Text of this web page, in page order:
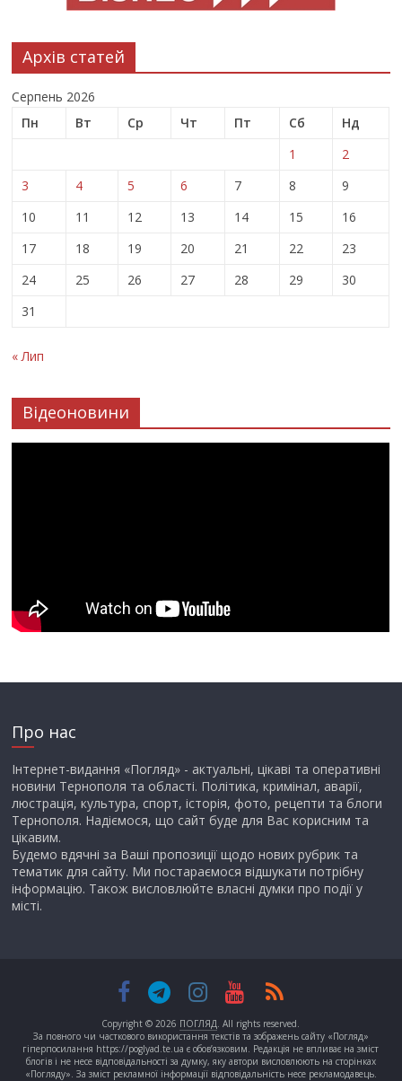
Архів статей
Серпень 2026
Пн
Вт Ср Чт Пт Сб
Нд
1
2
3
4 5 6 7 8
9
10
11 12 13 14 15
16
17
18 19 20 21 22
23
24
25 26 27 28 29
30
31
« Лип
Відеоновини
Про нас
Інтернет-видання «Погляд» - актуальні, цікаві та оперативні
новини Тернополя та області. Політика, кримінал, аварії,
люстрація, культура, спорт, історія, фото, рецепти та блоги
Тернополя. Надіємося, що сайт буде для Вас корисним та
цікавим.
Будемо вдячні за Ваші пропозиції щодо нових рубрик та
тематик для сайту. Ми постараємося відшукати потрібну
інформацію. Також висловлюйте власні думки про події у
місті.
Copyright © 2026 ПОГЛЯД. All rights reserved.
За повного чи часткового використання текстів та зображень сайту «Погляд»
гіперпосилання https://poglyad.te.ua є обов’язковим. Редакція не впливає на зміст
блогів і не несе відповідальності за думку, яку автори висловлюють на сторінках
«Погляду». За зміст рекламної інформації відповідальність несе рекламодавець.